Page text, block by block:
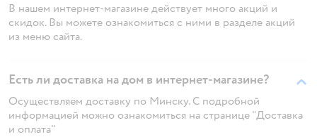
В нашем интернет-магазине действует много акций и
скидок. Вы можете ознакомиться с ними в разделе акций
из меню сайта.
Есть ли доставка на дом в интернет-магазине?
Осуществляем доставку по Минску. С подробной
информацией можно ознакомиться на странице "Доставка
и оплата"